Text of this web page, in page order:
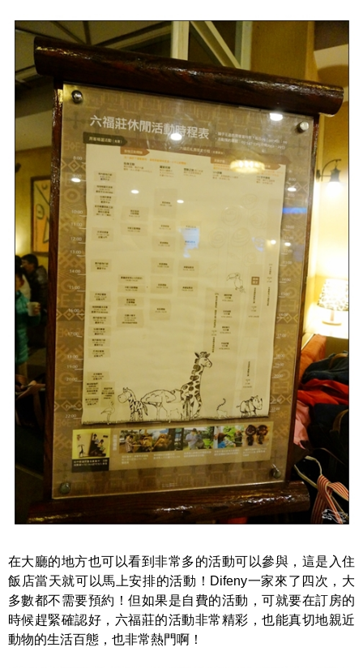
在大廳的地方也可以看到非常多的活動可以參與，這是入住
飯店當天就可以馬上安排的活動！Difeny一家來了四次，大
多數都不需要預約！但如果是自費的活動，可就要在訂房的
時候趕緊確認好，六福莊的活動非常精彩，也能真切地親近
動物的生活百態，也非常熱門啊！